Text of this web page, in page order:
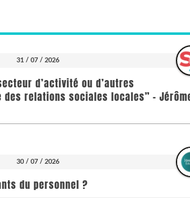
31 / 07 / 2026
d’activité ou d’autres
relations sociales locales” -
30 / 07 / 2026
du personnel ?